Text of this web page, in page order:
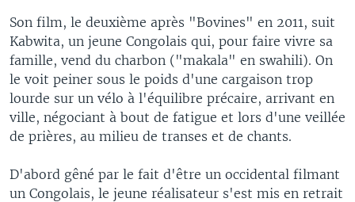
Son film, le deuxième après "Bovines" en 2011, suit
Kabwita, un jeune Congolais qui, pour faire vivre sa
famille, vend du charbon ("makala" en swahili). On
le voit peiner sous le poids d'une cargaison trop
lourde sur un vélo à l'équilibre précaire, arrivant en
ville, négociant à bout de fatigue et lors d'une veillée
de prières, au milieu de transes et de chants.
D'abord gêné par le fait d'être un occidental filmant
un Congolais, le jeune réalisateur s'est mis en retrait